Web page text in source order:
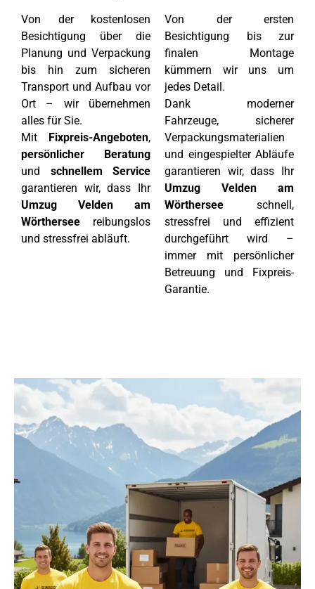
Von der kostenlosen
Besichtigung über die
Planung und Verpackung
bis hin zum sicheren
Transport und Aufbau vor
Ort – wir übernehmen
alles für Sie.
Mit Fixpreis-Angeboten,
persönlicher Beratung
und schnellem Service
garantieren wir, dass Ihr
Umzug Velden am
Wörthersee reibungslos
und stressfrei abläuft.
Von der ersten
Besichtigung bis zur
finalen Montage
kümmern wir uns um
jedes Detail.
Dank moderner
Fahrzeuge, sicherer
Verpackungsmaterialien
und eingespielter Abläufe
garantieren wir, dass Ihr
Umzug Velden am
Wörthersee schnell,
stressfrei und effizient
durchgeführt wird –
immer mit persönlicher
Betreuung und Fixpreis-
Garantie.